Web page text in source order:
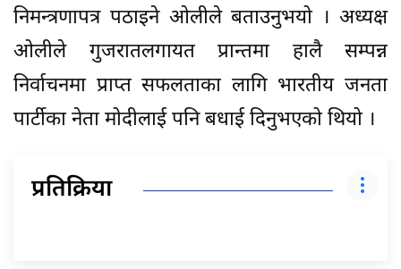
निमन्त्रणापत्र पठाइने ओलीले बताउनुभयो । अध्यक्ष
ओलीले गुजरातलगायत प्रान्तमा हालै सम्पन्न
निर्वाचनमा प्राप्त सफलताका लागि भारतीय जनता
पार्टीका नेता मोदीलाई पनि बधाई दिनुभएको थियो ।
प्रतिक्रिया